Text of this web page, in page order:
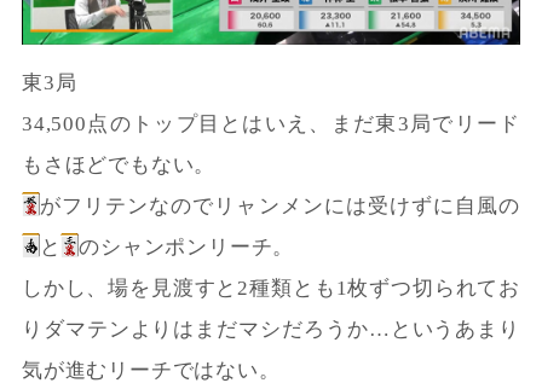
東3局
34,500点のトップ目とはいえ、まだ東3局でリード
もさほどでもない。
がフリテンなのでリャンメンには受けずに自風の
と
のシャンポンリーチ。
しかし、場を見渡すと2種類とも1枚ずつ切られてお
りダマテンよりはまだマシだろうか…というあまり
気が進むリーチではない。